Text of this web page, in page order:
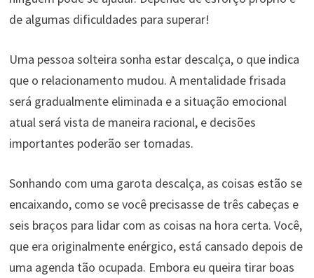
de algumas dificuldades para superar!
Uma pessoa solteira sonha estar descalça, o que indica
que o relacionamento mudou. A mentalidade frisada
será gradualmente eliminada e a situação emocional
atual será vista de maneira racional, e decisões
importantes poderão ser tomadas.
Sonhando com uma garota descalça, as coisas estão se
encaixando, como se você precisasse de três cabeças e
seis braços para lidar com as coisas na hora certa. Você,
que era originalmente enérgico, está cansado depois de
uma agenda tão ocupada. Embora eu queira tirar boas